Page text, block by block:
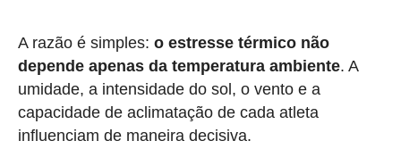
A razão é simples: o estresse térmico não
depende apenas da temperatura ambiente. A
umidade, a intensidade do sol, o vento e a
capacidade de aclimatação de cada atleta
influenciam de maneira decisiva.